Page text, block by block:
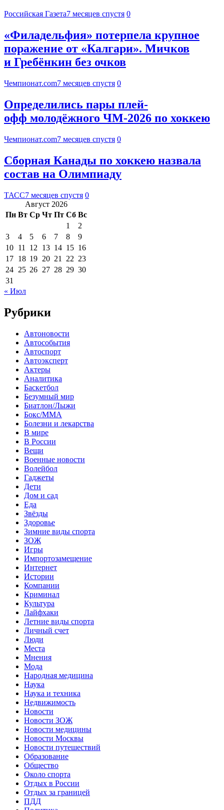
Российская Газета7 месяцев спустя 0
«Филадельфия» потерпела крупное
поражение от «Калгари». Мичков
и Гребёнкин без очков
Чемпионат.com7 месяцев спустя 0
Определились пары плей-
офф молодёжного ЧМ-2026 по хоккею
Чемпионат.com7 месяцев спустя 0
Сборная Канады по хоккею назвала
состав на Олимпиаду
ТАСС7 месяцев спустя 0
Август 2026
Пн Вт Ср Чт Пт Сб Вс
1
2
3
4 5 6 7 8
9
10 11 12 13 14 15 16
17 18 19 20 21 22 23
24 25 26 27 28 29 30
31
« Июл
Рубрики
Автоновости
Автособытия
Автоспорт
Автоэксперт
Актеры
Аналитика
Баскетбол
Безумный мир
Биатлон/Лыжи
Бокс/MMA
Болезни и лекарства
В мире
В России
Вещи
Военные новости
Волейбол
Гаджеты
Дети
Дом и сад
Еда
Звёзды
Здоровье
Зимние виды спорта
ЗОЖ
Игры
Импортозамещение
Интернет
Истории
Компании
Криминал
Культура
Лайфхаки
Летние виды спорта
Личный счет
Люди
Места
Мнения
Мода
Народная медицина
Наука
Наука и техника
Недвижимость
Новости
Новости ЗОЖ
Новости медицины
Новости Москвы
Новости путешествий
Образование
Общество
Около спорта
Отдых в России
Отдых за границей
ПДД